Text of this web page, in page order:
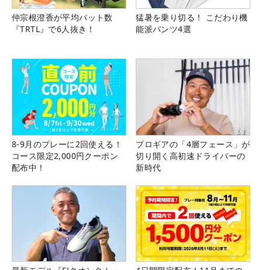
仲宗根澄香が平均パット数
『TRTL』で6人抜き！
猛暑を乗り切る！ こだわり機
能派パンツ4選
8-9月のプレーに2回使える！
コース限定2,000円クーポン
配布中！
プロギアの「4層フェース」が
切り開く高初速ドライバーの
新時代